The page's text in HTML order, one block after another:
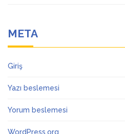
META
Giriş
Yazı beslemesi
Yorum beslemesi
WordPress.org